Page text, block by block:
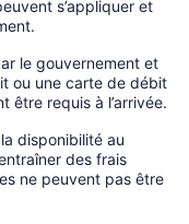
s’appliquer et
le gouvernement et
ou une carte de débit
être requis à l’arrivée.
disponibilité au
des frais
ne peuvent pas être